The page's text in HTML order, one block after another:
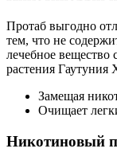
Протаб выгодно
тем, что не
лечебное вещество
растения
Замещая
Очищает
Никотиновый